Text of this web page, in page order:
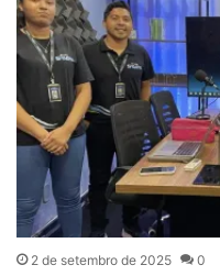
2 de setembro de 2025 0